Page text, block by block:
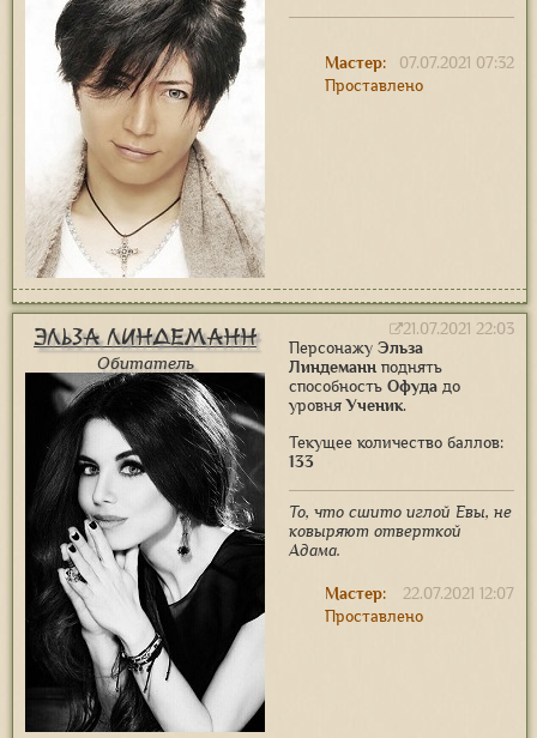
07.07.2021 07:32
Мастер:
Проставлено
Эльза Линдеманн
Обитатель
21.07.2021 22:03
Персонажу Эльза
Линдеманн поднять
способность Офуда до
уровняУченик.
Текущее количество баллов:
133
То, что сшито иглой Евы, не
ковыряют отверткой
Адама.
22.07.2021 12:07
Мастер:
Проставлено